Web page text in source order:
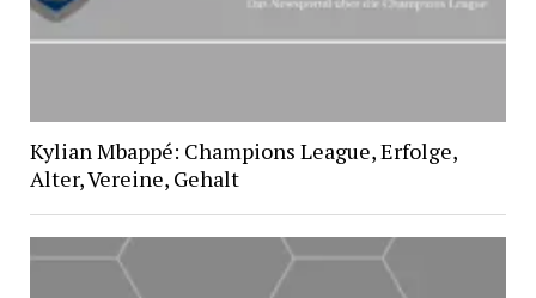
Kylian Mbappé: Champions League, Erfolge,
Alter, Vereine, Gehalt